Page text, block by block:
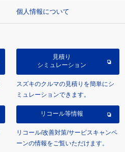
個人情報について
見積り
シミュレーション
スズキのクルマの見積りを簡単にシ
ミュレーションできます。
リコール等情報
リコール/改善対策/サービスキャンペ
ーンの情報をご覧いただけます。